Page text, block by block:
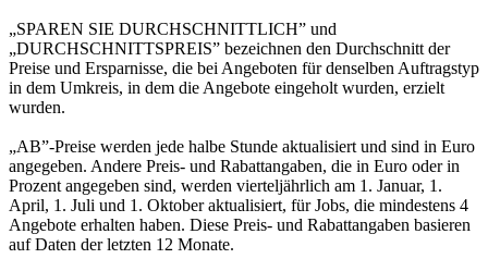
„SPAREN SIE DURCHSCHNITTLICH” und
„DURCHSCHNITTSPREIS” bezeichnen den Durchschnitt der
Preise und Ersparnisse, die bei Angeboten für denselben Auftragstyp
in dem Umkreis, in dem die Angebote eingeholt wurden, erzielt
wurden.
„AB”-Preise werden jede halbe Stunde aktualisiert und sind in Euro
angegeben. Andere Preis- und Rabattangaben, die in Euro oder in
Prozent angegeben sind, werden vierteljährlich am 1. Januar, 1.
April, 1. Juli und 1. Oktober aktualisiert, für Jobs, die mindestens 4
Angebote erhalten haben. Diese Preis- und Rabattangaben basieren
auf Daten der letzten 12 Monate.